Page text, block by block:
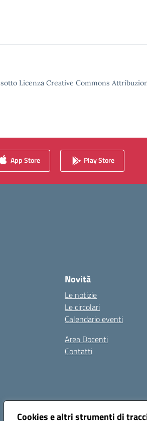
Cookies e altri strumenti di
Licenza Creative Commons
App Store Play Store
Novità
Le notizie
Le circolari
Calendario eventi
Area Docenti
Contatti
Seguici